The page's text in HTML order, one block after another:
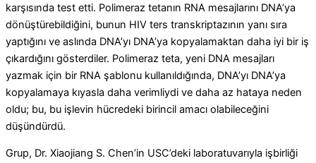
karşısında test etti. Polimeraz tetanın RNA mesajlarını DNA’ya
dönüştürebildiğini, bunun HIV ters transkriptazının yanı sıra
yaptığını ve aslında DNA’yı DNA’ya kopyalamaktan daha iyi bir iş
çıkardığını gösterdiler. Polimeraz teta, yeni DNA mesajları
yazmak için bir RNA şablonu kullanıldığında, DNA’yı DNA’ya
kopyalamaya kıyasla daha verimliydi ve daha az hataya neden
oldu; bu, bu işlevin hücredeki birincil amacı olabileceğini
düşündürdü.
Grup, Dr. Xiaojiang S. Chen’in USC’deki laboratuvarıyla işbirliği